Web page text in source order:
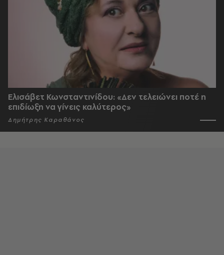
Ελισάβετ Κωνσταντινίδου: «Δεν τελειώνει ποτέ η
επιδίωξη να γίνεις καλύτερος»
Δημήτρης Καραθάνος